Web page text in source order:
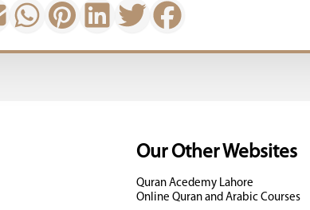
Our Other Websites
Quran Acedemy Lahore
Online Quran and Arabic Courses